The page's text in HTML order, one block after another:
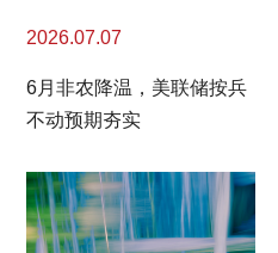
2026.07.07
6月非农降温，美联储按兵
不动预期夯实